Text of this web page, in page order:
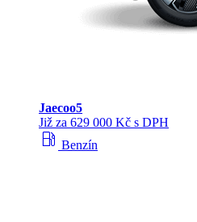
Jaecoo5
Již za 629 000 Kč s DPH
local_gas_station Benzín